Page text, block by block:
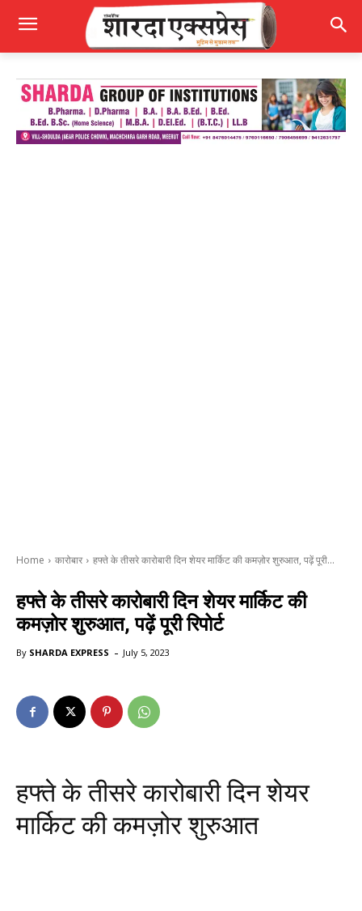
Home कारोबार हफ्ते के तीसरे कारोबारी दिन शेयर मार्किट की कमज़ोर शुरुआत, पढ़ें पूरी...
हफ्ते के तीसरे कारोबारी दिन शेयर मार्किट की
कमज़ोर शुरुआत, पढ़ें पूरी रिपोर्ट
By SHARDA EXPRESS - July 5, 2023
हफ्ते के तीसरे कारोबारी दिन शेयर
मार्किट की कमज़ोर शुरुआत